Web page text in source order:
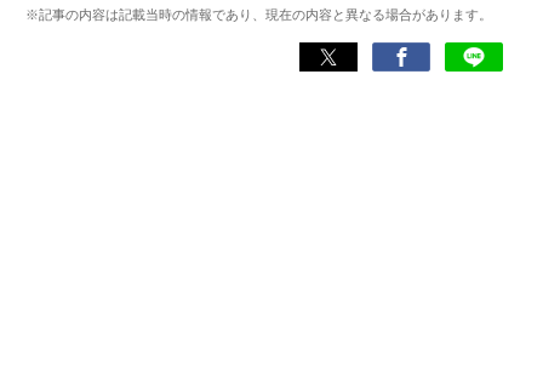
※記事の内容は記載当時の情報であり、現在の内容と異なる場合があります。